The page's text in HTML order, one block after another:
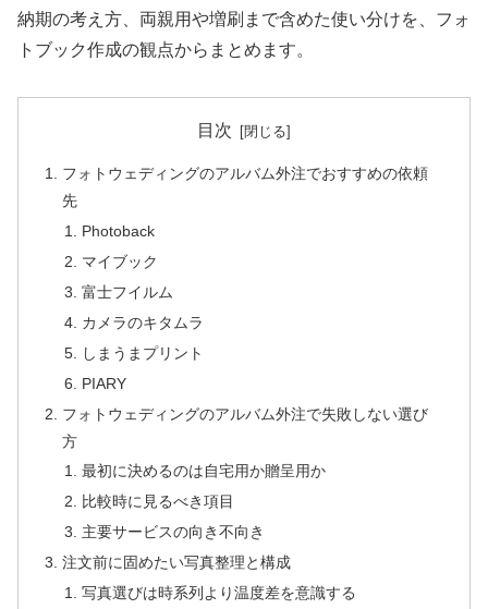
納期の考え方、両親用や増刷まで含めた使い分けを、フォ
トブック作成の観点からまとめます。
目次
フォトウェディングのアルバム外注でおすすめの依頼
先
Photoback
マイブック
富士フイルム
カメラのキタムラ
しまうまプリント
PIARY
フォトウェディングのアルバム外注で失敗しない選び
方
最初に決めるのは自宅用か贈呈用か
比較時に見るべき項目
主要サービスの向き不向き
注文前に固めたい写真整理と構成
写真選びは時系列より温度差を意識する